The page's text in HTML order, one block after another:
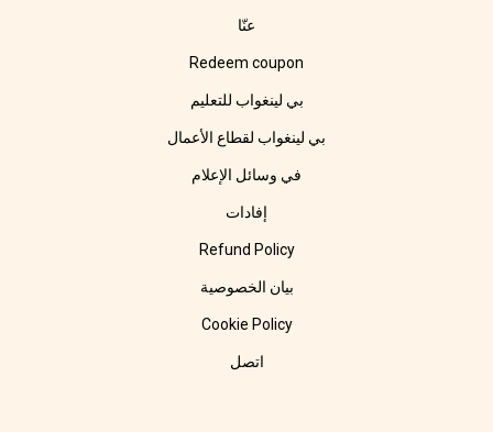
عنّا
Redeem coupon
بي لينغواب للتعليم
بي لينغواب لقطاع الأعمال
في وسائل الإعلام
إفادات
Refund Policy
بيان الخصوصية
Cookie Policy
اتصل